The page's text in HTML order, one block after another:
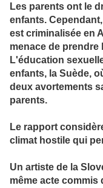
Les parents ont le
enfants.
est criminalisée en
menace de prendre
L'éducation
enfants, la Suède,
deux avortements
parents.
Le rapport
climat hostile qui
Un artiste de la
même acte commis